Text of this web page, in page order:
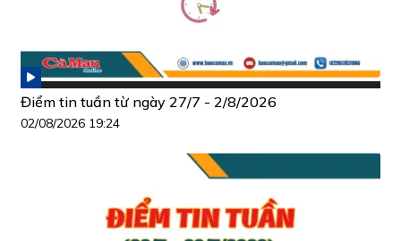
Điểm tin tuần từ ngày 27/7 - 2/8/2026
02/08/2026 19:24